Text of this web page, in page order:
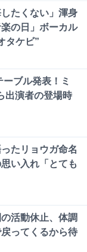
たくない」渾身
の日」ボーカル
タケビ”
ーブル発表！ミ
出演者の登場時
たリョウガ命名
い入れ「とても
活動休止、体調
ってくるから待